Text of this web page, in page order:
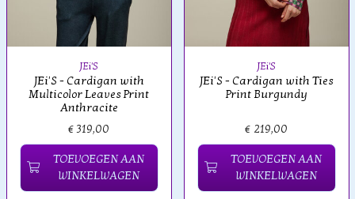
JEi'S
JEi'S - Cardigan with
Multicolor Leaves Print
Anthracite
€ 319,00
TOEVOEGEN AAN
WINKELWAGEN
JEi'S
JEi'S - Cardigan with Ties
Print Burgundy
€ 219,00
TOEVOEGEN AAN
WINKELWAGEN